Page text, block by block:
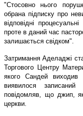
"Стосовно нього
обрана підписку про
відповідні
проте в даний час
залишається свідком".
Затримання Аделаджі
Торгового Центру
якого Сандей виходив
виявилося
повідомляв, що джип, як
церкви.